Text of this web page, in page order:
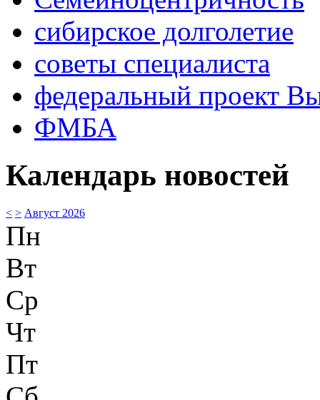
сибирское долголетие
советы специалиста
федеральный проект
ФМБА
Календарь новостей
< > Август 2026
Пн
Вт
Ср
Чт
Пт